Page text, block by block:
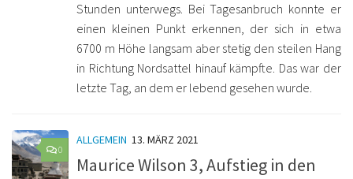
Stunden unterwegs. Bei Tagesanbruch konnte er
einen kleinen Punkt erkennen, der sich in etwa
6700 m Höhe langsam aber stetig den steilen Hang
in Richtung Nordsattel hinauf kämpfte. Das war der
letzte Tag, an dem er lebend gesehen wurde.
0
ALLGEMEIN 13. MÄRZ 2021
Maurice Wilson 3, Aufstieg in den